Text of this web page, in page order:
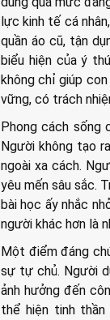
lực kinh tế cá
quần áo cũ, tận
biểu hiện của ý
không chỉ giúp
vững, có trách
Phong cách sống
Người không tạo
ngoài xa cách.
yêu mến sâu sắc.
bài học ấy nhắc
người khác hơn là
Một điểm đáng
sự tự chủ. Người
ảnh hưởng đến
thể hiện tinh